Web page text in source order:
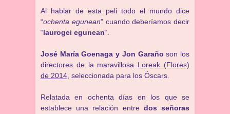
Al hablar de esta peli todo el mundo dice
“ochenta egunean” cuando deberíamos decir
“laurogei egunean“.
José María Goenaga y Jon Garaño son los
directores de la maravillosa Loreak (Flores)
de 2014 , seleccionada para los Óscars.
Relatada en ochenta días en los que se
establece una relación entre dos señoras